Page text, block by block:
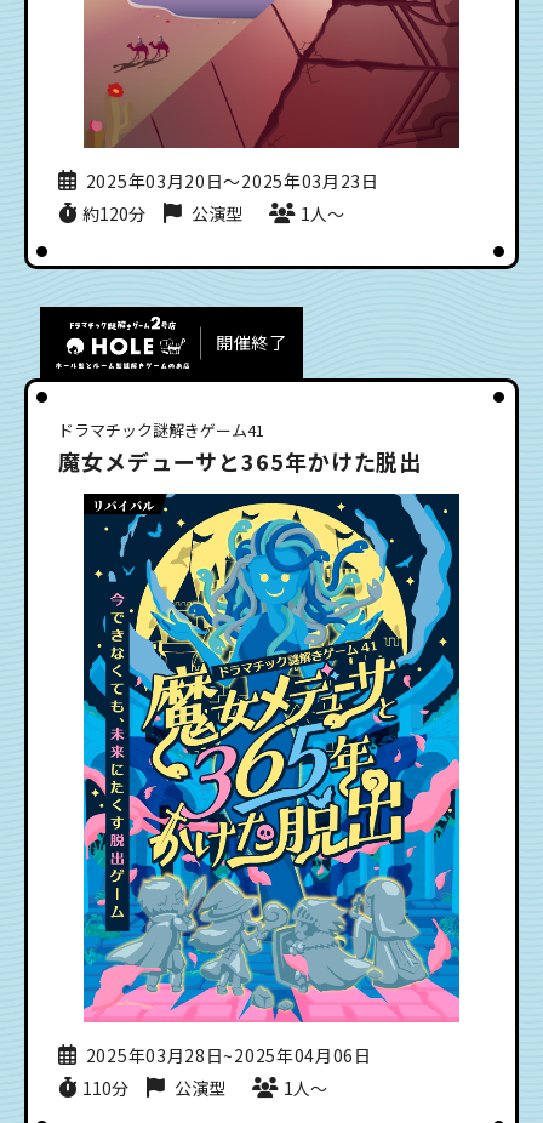
2025年03月20日〜2025年03月23日
約120分
公演型 1人〜
開催終了
ドラマチック謎解きゲーム41
魔女メデューサと365年かけた脱出
2025年03月28日~2025年04月06日
110分
公演型 1人〜